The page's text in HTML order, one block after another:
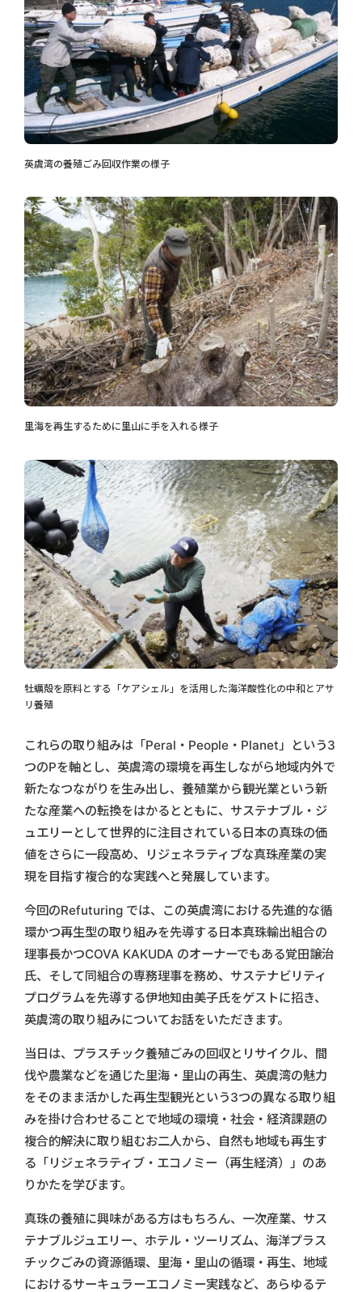
英虞湾の養殖ごみ回収作業の様子
里海を再生するために里山に手を入れる様子
牡蠣殻を原料とする「ケアシェル」を活用した海洋酸性化の中和とアサ
リ養殖
これらの取り組みは「Peral・People・Planet」という3
つのPを軸とし、英虞湾の環境を再生しながら地域内外で
新たなつながりを生み出し、養殖業から観光業という新
たな産業への転換をはかるとともに、サステナブル・ジ
ュエリーとして世界的に注目されている日本の真珠の価
値をさらに一段高め、リジェネラティブな真珠産業の実
現を目指す複合的な実践へと発展しています。
今回のRefuturing では、この英虞湾における先進的な循
環かつ再生型の取り組みを先導する日本真珠輸出組合の
理事長かつCOVA KAKUDA のオーナーでもある覚田譲治
氏、そして同組合の専務理事を務め、サステナビリティ
プログラムを先導する伊地知由美子氏をゲストに招き、
英虞湾の取り組みについてお話をいただきます。
当日は、プラスチック養殖ごみの回収とリサイクル、間
伐や農業などを通じた里海・里山の再生、英虞湾の魅力
をそのまま活かした再生型観光という3つの異なる取り組
みを掛け合わせることで地域の環境・社会・経済課題の
複合的解決に取り組むお二人から、自然も地域も再生す
る「リジェネラティブ・エコノミー（再生経済）」のあ
りかたを学びます。
真珠の養殖に興味がある方はもちろん、一次産業、サス
テナブルジュエリー、ホテル・ツーリズム、海洋プラス
チックごみの資源循環、里海・里山の循環・再生、地域
におけるサーキュラーエコノミー実践など、あらゆるテ